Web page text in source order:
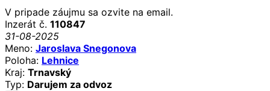
V pripade záujmu sa ozvite na email.
Inzerát č. 110847
31-08-2025
Meno: Jaroslava Snegonova
Poloha: Lehnice
Kraj: Trnavský
Typ: Darujem za odvoz